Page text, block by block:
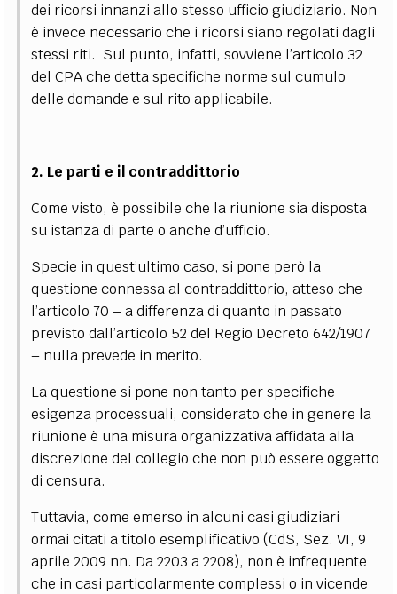
dei ricorsi innanzi allo stesso ufficio giudiziario. Non
è invece necessario che i ricorsi siano regolati dagli
stessi riti. Sul punto, infatti, sovviene l’articolo 32
del CPA che detta specifiche norme sul cumulo
delle domande e sul rito applicabile.
2. Le parti e il contraddittorio
Come visto, è possibile che la riunione sia disposta
su istanza di parte o anche d’ufficio.
Specie in quest’ultimo caso, si pone però la
questione connessa al contraddittorio, atteso che
l’articolo 70 – a differenza di quanto in passato
previsto dall’articolo 52 del Regio Decreto 642/1907
– nulla prevede in merito.
La questione si pone non tanto per specifiche
esigenza processuali, considerato che in genere la
riunione è una misura organizzativa affidata alla
discrezione del collegio che non può essere oggetto
di censura.
Tuttavia, come emerso in alcuni casi giudiziari
ormai citati a titolo esemplificativo (CdS, Sez. VI, 9
aprile 2009 nn. Da 2203 a 2208), non è infrequente
che in casi particolarmente complessi o in vicende